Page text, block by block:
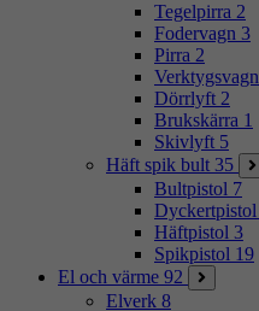
Tegelpirra 2
Fodervagn 3
Pirra 2
Verktygsvagn
Dörrlyft 2
Brukskärra 1
Skivlyft 5
Häft spik bult 35
Bultpistol 7
Dyckertpistol
Häftpistol 3
Spikpistol 19
El och värme 92
Elverk 8